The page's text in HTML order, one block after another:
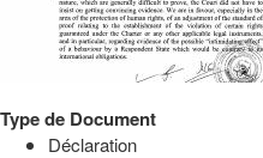
Type de Document
Déclaration